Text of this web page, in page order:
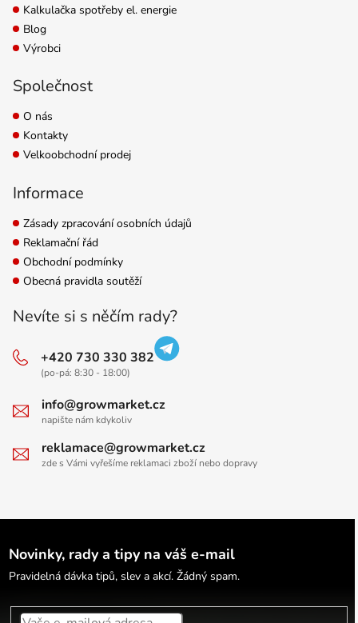
Kalkulačka spotřeby el. energie
Blog
Výrobci
Společnost
O nás
Kontakty
Velkoobchodní prodej
Informace
Zásady zpracování osobních údajů
Reklamační řád
Obchodní podmínky
Obecná pravidla soutěží
Nevíte si s něčím rady?
+420 730 330 382
(po-pá: 8:30 - 18:00)
info@growmarket.cz
napište nám kdykoliv
reklamace@growmarket.cz
zde s Vámi vyřešíme reklamaci zboží nebo dopravy
Novinky, rady a tipy na váš e-mail
Pravidelná dávka tipů, slev a akcí. Žádný spam.